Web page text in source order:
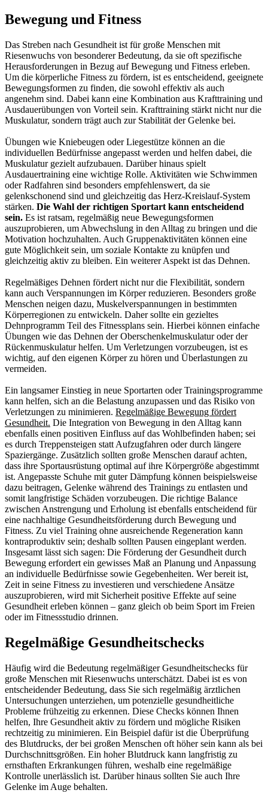
Bewegung und Fitness
Das Streben nach Gesundheit ist für große Menschen mit
Riesenwuchs von besonderer Bedeutung, da sie oft spezifische
Herausforderungen in Bezug auf Bewegung und Fitness erleben.
Um die körperliche Fitness zu fördern, ist es entscheidend, geeignete
Bewegungsformen zu finden, die sowohl effektiv als auch
angenehm sind. Dabei kann eine Kombination aus Krafttraining und
Ausdauerübungen von Vorteil sein. Krafttraining stärkt nicht nur die
Muskulatur, sondern trägt auch zur Stabilität der Gelenke bei.
Übungen wie Kniebeugen oder Liegestütze können an die
individuellen Bedürfnisse angepasst werden und helfen dabei, die
Muskulatur gezielt aufzubauen. Darüber hinaus spielt
Ausdauertraining eine wichtige Rolle. Aktivitäten wie Schwimmen
oder Radfahren sind besonders empfehlenswert, da sie
gelenkschonend sind und gleichzeitig das Herz-Kreislauf-System
stärken. Die Wahl der richtigen Sportart kann entscheidend
sein. Es ist ratsam, regelmäßig neue Bewegungsformen
auszuprobieren, um Abwechslung in den Alltag zu bringen und die
Motivation hochzuhalten. Auch Gruppenaktivitäten können eine
gute Möglichkeit sein, um soziale Kontakte zu knüpfen und
gleichzeitig aktiv zu bleiben. Ein weiterer Aspekt ist das Dehnen.
Regelmäßiges Dehnen fördert nicht nur die Flexibilität, sondern
kann auch Verspannungen im Körper reduzieren. Besonders große
Menschen neigen dazu, Muskelverspannungen in bestimmten
Körperregionen zu entwickeln. Daher sollte ein gezieltes
Dehnprogramm Teil des Fitnessplans sein. Hierbei können einfache
Übungen wie das Dehnen der Oberschenkelmuskulatur oder der
Rückenmuskulatur helfen. Um Verletzungen vorzubeugen, ist es
wichtig, auf den eigenen Körper zu hören und Überlastungen zu
vermeiden.
Ein langsamer Einstieg in neue Sportarten oder Trainingsprogramme
kann helfen, sich an die Belastung anzupassen und das Risiko von
Verletzungen zu minimieren. Regelmäßige Bewegung fördert
Gesundheit. Die Integration von Bewegung in den Alltag kann
ebenfalls einen positiven Einfluss auf das Wohlbefinden haben; sei
es durch Treppensteigen statt Aufzugfahren oder durch längere
Spaziergänge. Zusätzlich sollten große Menschen darauf achten,
dass ihre Sportausrüstung optimal auf ihre Körpergröße abgestimmt
ist. Angepasste Schuhe mit guter Dämpfung können beispielsweise
dazu beitragen, Gelenke während des Trainings zu entlasten und
somit langfristige Schäden vorzubeugen. Die richtige Balance
zwischen Anstrengung und Erholung ist ebenfalls entscheidend für
eine nachhaltige Gesundheitsförderung durch Bewegung und
Fitness. Zu viel Training ohne ausreichende Regeneration kann
kontraproduktiv sein; deshalb sollten Pausen eingeplant werden.
Insgesamt lässt sich sagen: Die Förderung der Gesundheit durch
Bewegung erfordert ein gewisses Maß an Planung und Anpassung
an individuelle Bedürfnisse sowie Gegebenheiten. Wer bereit ist,
Zeit in seine Fitness zu investieren und verschiedene Ansätze
auszuprobieren, wird mit Sicherheit positive Effekte auf seine
Gesundheit erleben können – ganz gleich ob beim Sport im Freien
oder im Fitnessstudio drinnen.
Regelmäßige Gesundheitschecks
Häufig wird die Bedeutung regelmäßiger Gesundheitschecks für
große Menschen mit Riesenwuchs unterschätzt. Dabei ist es von
entscheidender Bedeutung, dass Sie sich regelmäßig ärztlichen
Untersuchungen unterziehen, um potenzielle gesundheitliche
Probleme frühzeitig zu erkennen. Diese Checks können Ihnen
helfen, Ihre Gesundheit aktiv zu fördern und mögliche Risiken
rechtzeitig zu minimieren. Ein Beispiel dafür ist die Überprüfung
des Blutdrucks, der bei großen Menschen oft höher sein kann als bei
Durchschnittsgrößen. Ein hoher Blutdruck kann langfristig zu
ernsthaften Erkrankungen führen, weshalb eine regelmäßige
Kontrolle unerlässlich ist. Darüber hinaus sollten Sie auch Ihre
Gelenke im Auge behalten.